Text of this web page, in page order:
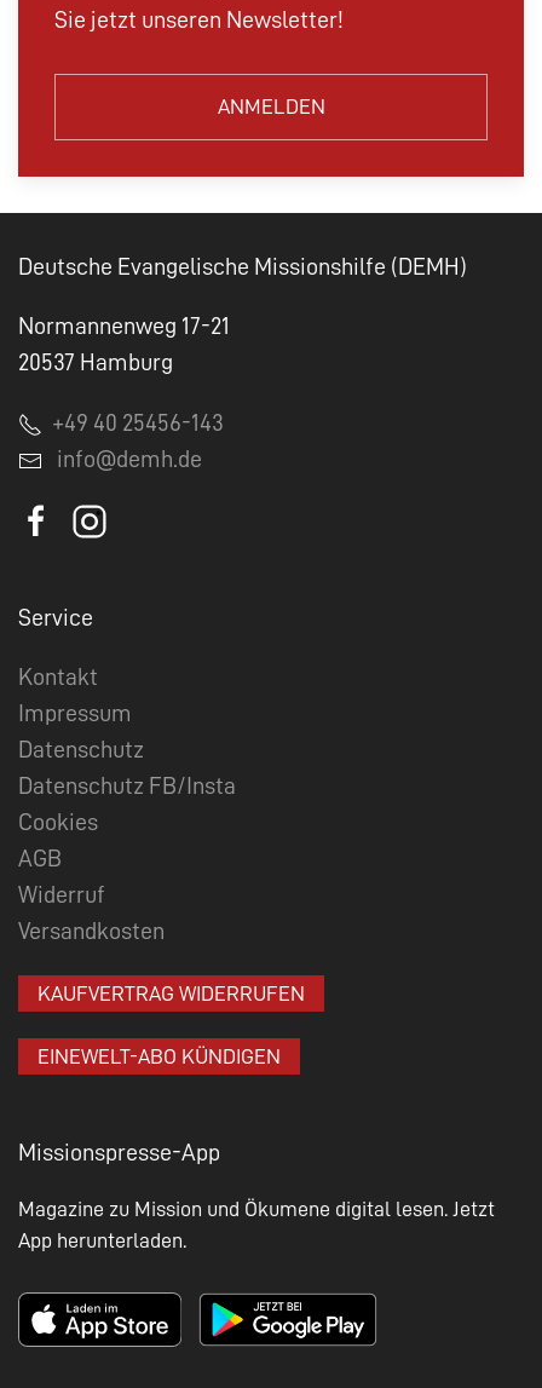
Sie jetzt unseren Newsletter!
ANMELDEN
Deutsche Evangelische Missionshilfe (DEMH)
Normannenweg 17-21
20537 Hamburg
+49 40 25456-143
info@demh.de
Service
Kontakt
Impressum
Datenschutz
Datenschutz FB/Insta
Cookies
AGB
Widerruf
Versandkosten
KAUFVERTRAG WIDERRUFEN
EINEWELT-ABO KÜNDIGEN
Missionspresse-App
Magazine zu Mission und Ökumene digital lesen. Jetzt
App herunterladen.